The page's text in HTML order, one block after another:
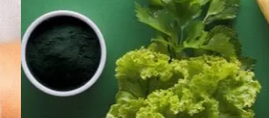
iš daugybės skirtingų fiksuojančių ir lipnių
– kvapiąsias bei dezinfekcines. Jeigu burnos ertmėje